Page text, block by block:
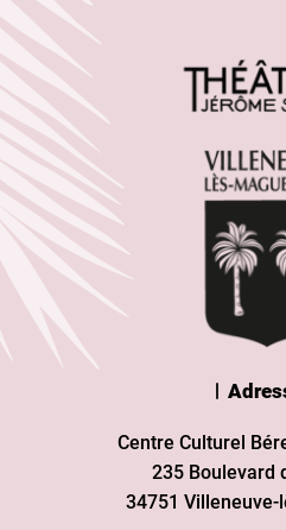
Centre Culturel
235 Boulevard
34751 Villeneuve-